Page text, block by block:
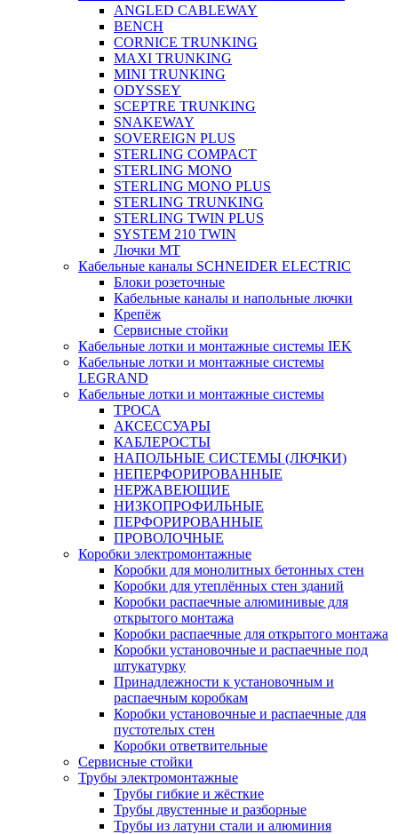
ANGLED CABLEWAY
BENCH
CORNICE TRUNKING
MAXI TRUNKING
MINI TRUNKING
ODYSSEY
SCEPTRE TRUNKING
SNAKEWAY
SOVEREIGN PLUS
STERLING COMPACT
STERLING MONO
STERLING MONO PLUS
STERLING TRUNKING
STERLING TWIN PLUS
SYSTEM 210 TWIN
Лючки MT
Кабельные каналы SCHNEIDER ELECTRIC
Блоки розеточные
Кабельные каналы и напольные лючки
Крепёж
Сервисные стойки
Кабельные лотки и монтажные системы IEK
Кабельные лотки и монтажные системы
LEGRAND
Кабельные лотки и монтажные системы
ТРОСА
АКСЕССУАРЫ
КАБЛЕРОСТЫ
НАПОЛЬНЫЕ СИСТЕМЫ (ЛЮЧКИ)
НЕПЕРФОРИРОВАННЫЕ
НЕРЖАВЕЮЩИЕ
НИЗКОПРОФИЛЬНЫЕ
ПЕРФОРИРОВАННЫЕ
ПРОВОЛОЧНЫЕ
Коробки электромонтажные
Коробки для монолитных бетонных стен
Коробки для утеплённых стен зданий
Коробки распаечные алюминивые для
открытого монтажа
Коробки распаечные для открытого монтажа
Коробки установочные и распаечные под
штукатурку
Принадлежности к установочным и
распаечным коробкам
Коробки установочные и распаечные для
пустотелых стен
Коробки ответвительные
Сервисные стойки
Трубы электромонтажные
Трубы гибкие и жёсткие
Трубы двустенные и разборные
Трубы из латуни стали и алюминия